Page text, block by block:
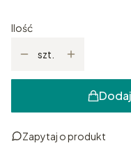
Ilość
szt.
Zapytaj o produkt